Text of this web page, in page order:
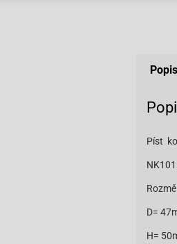
Píst
D=
H=